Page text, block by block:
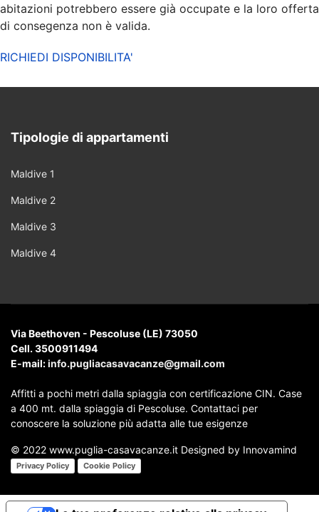
abitazioni potrebbero essere già occupate e la loro offerta
di consegenza non è valida.
RICHIEDI DISPONIBILITA'
Tipologie di appartamenti
Maldive 1
Maldive 2
Maldive 3
Maldive 4
Via Beethoven - Pescoluse (LE) 73050
Cell. 3500911494
E-mail:info.pugliacasavacanze@gmail.com
Affitti a pochi metri dalla spiaggia con certificazione CIN. Case
a 400 mt. dalla spiaggia di Pescoluse. Contattaci per
conoscere la soluzione più adatta alle tue esigenze
© 2022 www.puglia-casavacanze.it Designed by Innovamind
Privacy Policy Cookie Policy